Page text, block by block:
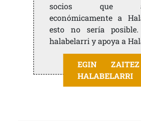
socios que
económicamente a
esto no sería posible.
halabelarri y apoya a
EGIN ZAITEZ
HALABELARRI